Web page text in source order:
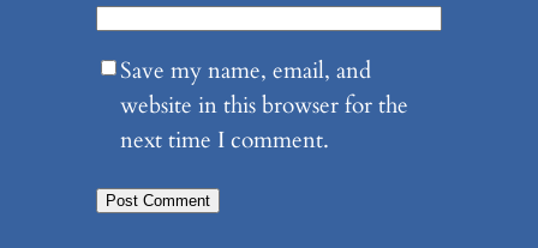
Save my name, email, and
website in this browser for the
next time I comment.